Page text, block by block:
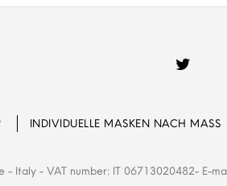
INDIVIDUELLE MASKEN NACH MASS
- Italy - VAT number: IT 06713020482- E-